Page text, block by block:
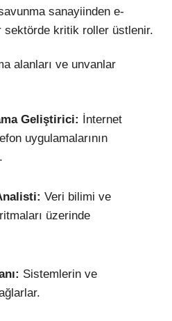
sanayiinden e-
sektörde kritik roller üstlenir.
alanları ve unvanlar
Geliştirici: İnternet
uygulamalarının
Veri bilimi ve
üzerinde
Sistemlerin ve